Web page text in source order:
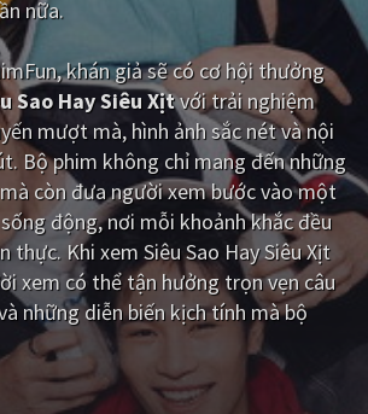
Lịch sử
Tiểu sử
DramaTV
Trung Quốc - Hồng Kông
Việt Nam
nữa.
, khán giả sẽ có cơ hội thưởng
Sao Hay Siêu Xịtvới trải nghiệm
mượt mà, hình ảnh sắc nét và nội
Bộ phim không chỉ mang đến những
còn đưa người xem bước vào một
động, nơi mỗi khoảnh khắc đều
thực. Khi xem Siêu Sao Hay Siêu Xịt
xem có thể tận hưởng trọn vẹn câu
những diễn biến kịch tính mà bộ